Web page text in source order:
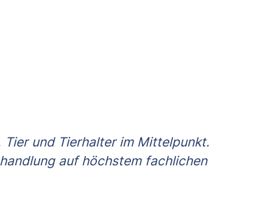
und Tierhalter im Mittelpunkt.
auf höchstem fachlichen